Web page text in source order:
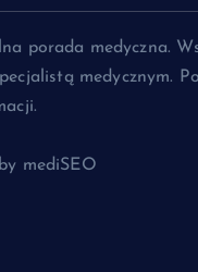
porada medyczna.
medycznym.
mediSEO